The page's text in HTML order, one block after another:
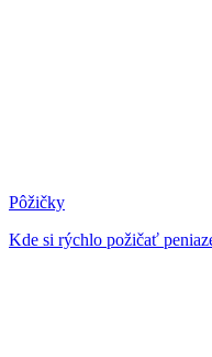
Pôžičky
Kde si rýchlo požičať